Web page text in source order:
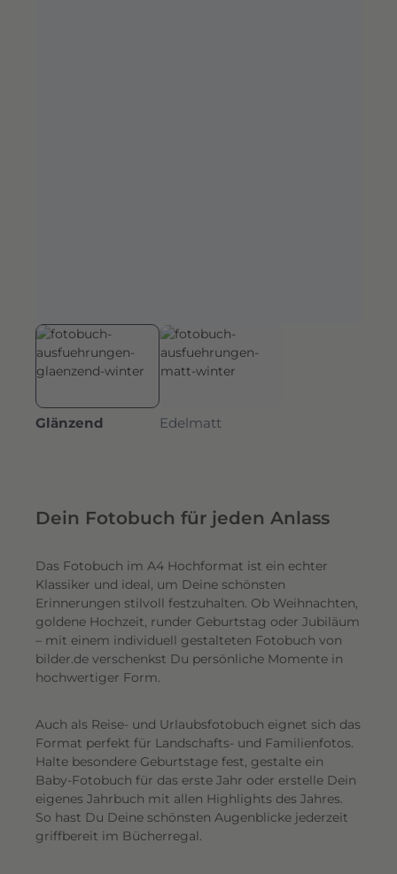
Glänzend Edelmatt
Dein Fotobuch für jeden Anlass
Das Fotobuch im A4 Hochformat ist ein echter
Klassiker und ideal, um Deine schönsten
Erinnerungen stilvoll festzuhalten. Ob Weihnachten,
goldene Hochzeit, runder Geburtstag oder Jubiläum
– mit einem individuell gestalteten Fotobuch von
bilder.de verschenkst Du persönliche Momente in
hochwertiger Form.
Auch als Reise- und Urlaubsfotobuch eignet sich das
Format perfekt für Landschafts- und Familienfotos.
Halte besondere Geburtstage fest, gestalte ein
Baby-Fotobuch für das erste Jahr oder erstelle Dein
eigenes Jahrbuch mit allen Highlights des Jahres.
So hast Du Deine schönsten Augenblicke jederzeit
griffbereit im Bücherregal.